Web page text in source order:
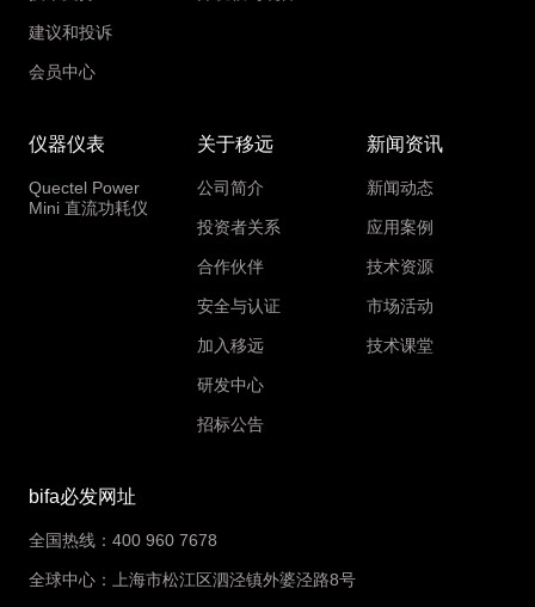
建议和投诉
会员中心
仪器仪表
Quectel Power
Mini 直流功耗仪
关于移远
公司简介
投资者关系
合作伙伴
安全与认证
加入移远
研发中心
招标公告
新闻资讯
新闻动态
应用案例
技术资源
市场活动
技术课堂
bifa必发网址
全国热线：400 960 7678
全球中心：上海市松江区泗泾镇外婆泾路8号